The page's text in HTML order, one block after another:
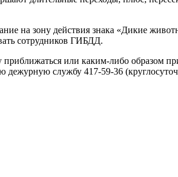
на зону действия знака «Дикие
сотрудников ГИБДД.
или каким-либо образом
дежурную службу 417-59-36